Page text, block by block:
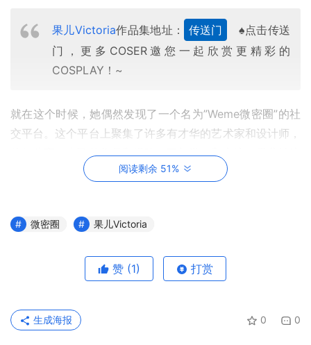
果儿Victoria作品集地址： 传送门
♠点击传送
门，更多COSER邀您一起欣赏更精彩的
COSPLAY！~
就在这个时候，她偶然发现了一个名为”Weme微密圈”的社
交平台。这个平台上聚集了许多有才华的艺术家和设计师，
他们分享了自己的作品和经验，互相学习和交流。果儿被这
个平台所吸引，她开始在微密圈上分享自己的插画作品，并
在微密圈上，果儿遇到了许多志同道合的朋友，他们一起探
找回了自己的自信和热情，她开始更加努力地学习和创作，
不断提高自己的艺术水平。
阅读剩余 51%
微密圈 果儿Victoria
赞 (1) 打赏
0 0
生成海报